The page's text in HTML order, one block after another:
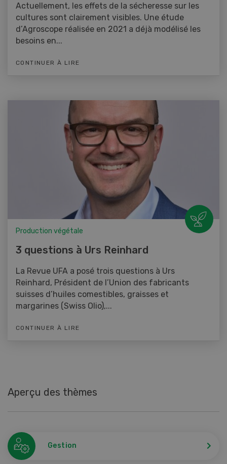
Actuellement, les effets de la sécheresse sur les
cultures sont clairement visibles. Une étude
d’Agroscope réalisée en 2021 a déjà modélisé les
besoins en...
CONTINUER À LIRE
Production végétale
3 questions à Urs Reinhard
La Revue UFA a posé trois questions à Urs
Reinhard, Président de l’Union des fabricants
suisses d’huiles comestibles, graisses et
margarines (Swiss Olio),...
CONTINUER À LIRE
Aperçu des thèmes
Gestion